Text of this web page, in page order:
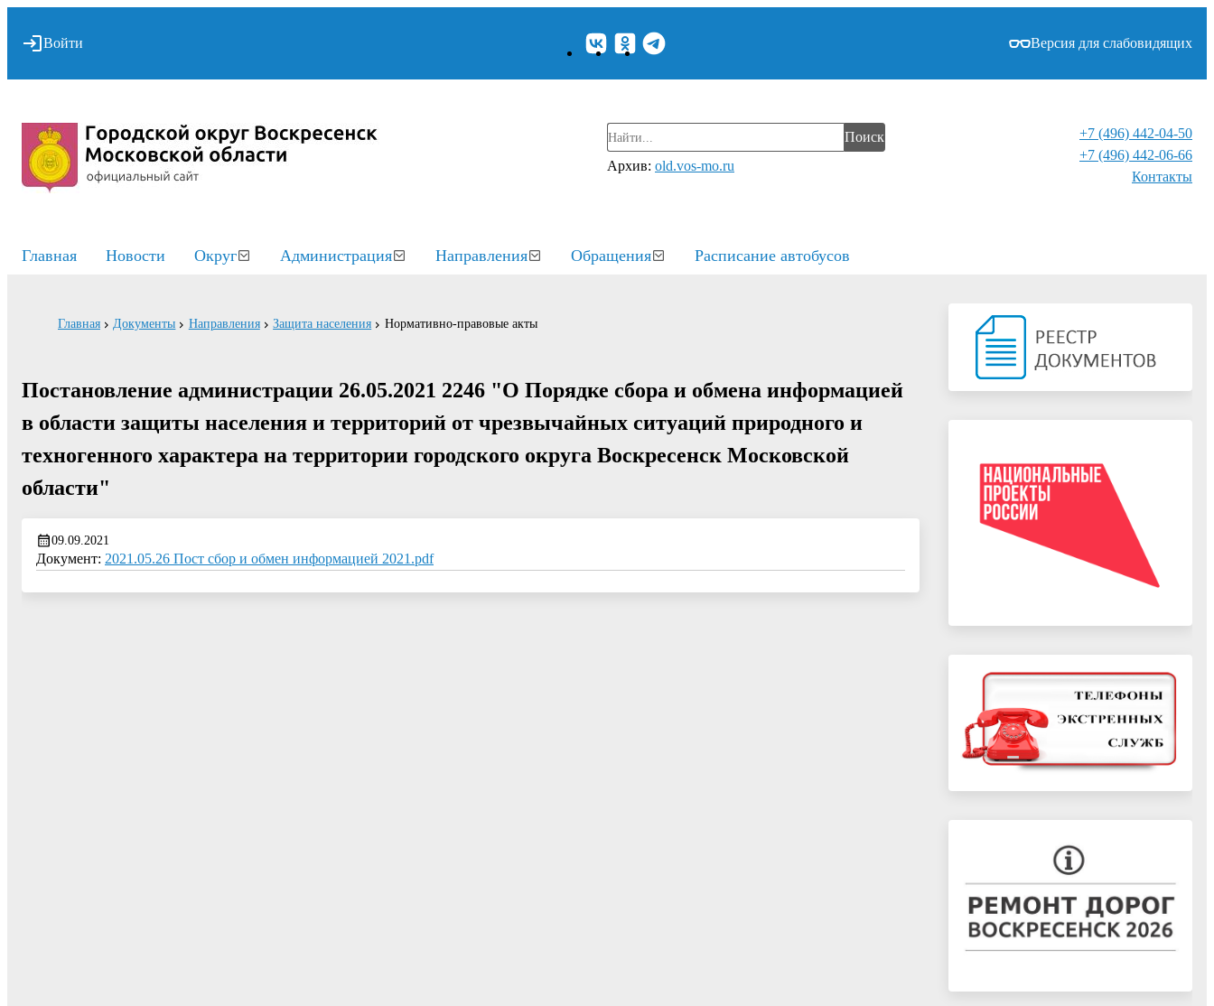
Войти Версия для слабовидящих
Поиск
Архив: old.vos-mo.ru
+7 (496) 442-04-50
+7 (496) 442-06-66
Контакты⁠
Главная Новости Округ Администрация Направления Обращения Расписание автобусов
Главная Документы Направления Защита населения Нормативно-правовые акты
Постановление администрации 26.05.2021 2246 "О Порядке сбора и обмена информацией
в области защиты населения и территорий от чрезвычайных ситуаций природного и
техногенного характера на территории городского округа Воскресенск Московской
области"
09.09.2021
Документ: 2021.05.26 Пост сбор и обмен информацией 2021.pdf